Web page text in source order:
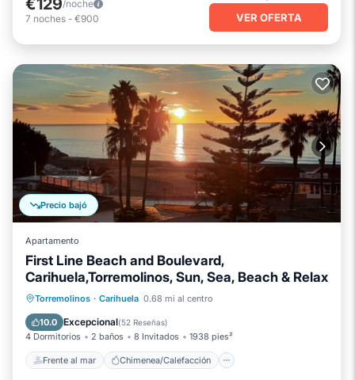
/noche
7 noches - €900 VER OFERTA
Precio bajó
Apartamento
First Line Beach and Boulevard,
Carihuela,Torremolinos, Sun, Sea, Beach & Relax
Torremolinos · Carihuela 0.68 mi al centro
10.0 Excepcional(52 Reseñas)
4 Dormitorios 2 baños 8 Invitados 1938 pies²
Frente al mar Chimenea/Calefacción
Frente al mar
Chimenea/Calefacción
Piscina
Vista al mar